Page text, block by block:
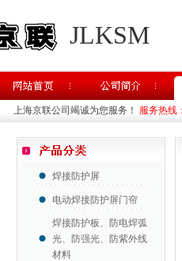
JLKSM
上海京联公司竭诚为您服务！ 服务热线
焊接防护屏
电动焊接防护屏门帘
焊接防护板、防电焊弧
光、防强光、防紫外线
材料